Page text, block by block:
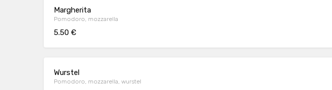
Margherita
Pomodoro, mozzarella
5.50 €
Wurstel
Pomodoro, mozzarella, wurstel